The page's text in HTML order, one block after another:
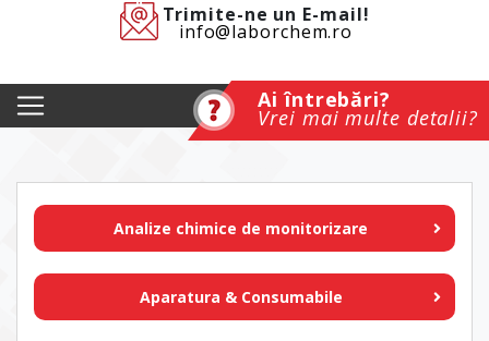
Trimite-ne un E-mail!
info@laborchem.ro
Ai întrebări?
Vrei mai multe detalii?
Analize chimice de monitorizare
Aparatura & Consumabile